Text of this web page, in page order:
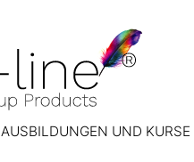
AUSBILDUNGEN UND KURSE